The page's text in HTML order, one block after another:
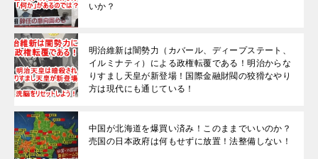
いか？
明治維新は闇勢力（カバール、ディープステート、
イルミナティ）による政権転覆である！明治からな
りすまし天皇が新登場！国際金融財閥の狡猾なやり
方は現代にも通じている！
中国が北海道を爆買い済み！このままでいいのか？
売国の日本政府は何もせずに放置！法整備しない！